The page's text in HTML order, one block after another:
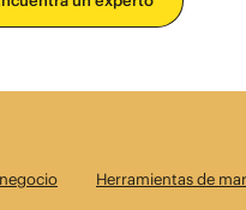
Herramientas de